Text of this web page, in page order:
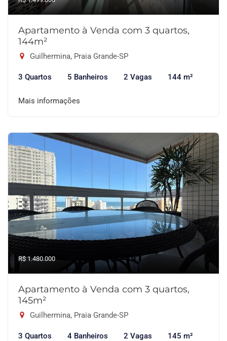
Apartamento à Venda com 3 quartos,
144m²
Guilhermina, Praia Grande-SP
3 Quartos 5 Banheiros 2 Vagas 144 m²
Mais informações
R$ 1.480.000
Apartamento à Venda com 3 quartos,
145m²
Guilhermina, Praia Grande-SP
3 Quartos 4 Banheiros 2 Vagas 145 m²